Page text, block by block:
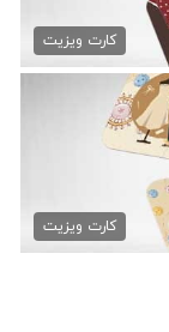
کارت ویزیت
کارت ویزیت